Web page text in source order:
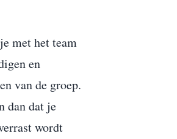
met het team
en
van de groep.
dan dat je
wordt